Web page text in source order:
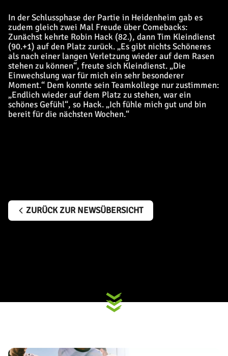
In der Schlussphase der Partie in Heidenheim gab es
zudem gleich zwei Mal Freude über Comebacks:
Zunächst kehrte Robin Hack (82.), dann Tim Kleindienst
(90.+1) auf den Platz zurück. „Es gibt nichts Schöneres
als nach einer langen Verletzung wieder auf dem Rasen
stehen zu können“, freute sich Kleindienst. „Die
Einwechslung war für mich ein sehr besonderer
Moment.“ Dem konnte sein Teamkollege nur zustimmen:
„Endlich wieder auf dem Platz zu stehen, war ein
schönes Gefühl“, so Hack. „Ich fühle mich gut und bin
bereit für die nächsten Wochen.“
ZURÜCK ZUR NEWSÜBERSICHT